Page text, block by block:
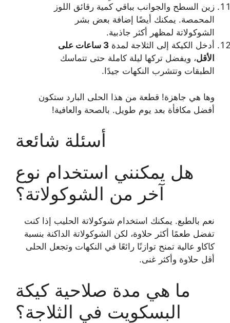
زين السطح والجوانب بباقي كمية رقائق اللوز
المحمصة. يمكنك أيضًا إضافة بعض بشر
الشوكولاتة لمظهر أكثر جاذبية.
أدخل الكيكة إلى الثلاجة لمدة
3 ساعات على
الأقل، ويفضل تركها ليلة كاملة حتى تتماسك
الطبقات وتتشرب النكهات جيدًا.
وها هي جاهزة! قطعة من هذا الحلى البارد ستكون
أفضل مكافأة بعد يوم طويل. بالصحة والعافية!
أسئلة شائعة
هل يمكنني استخدام نوع
آخر من الشوكولاتة؟
نعم بالطبع. يمكنك استخدام شوكولاتة الحليب إذا كنت
تفضل طعمًا أكثر حلاوة، لكن الشوكولاتة الداكنة بنسبة
كاكاو عالية تمنح توازنًا رائعًا في النكهات وتجعل الحلى
أقل حلاوة وأكثر غنى.
ما هي مدة صلاحية كيكة
البسكويت في الثلاجة؟